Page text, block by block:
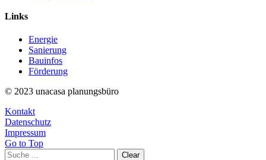
Links
Energie
Sanierung
Bauinfos
Förderung
© 2023 unacasa planungsbüro
Kontakt
Datenschutz
Impressum
Go to Top
Clear